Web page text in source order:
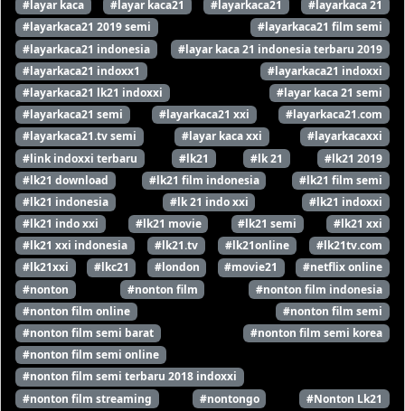
#layar kaca
#layar kaca21 #layarkaca21
#layarkaca 21
#layarkaca21 2019 semi
#layarkaca21 film semi
#layarkaca21 indonesia
#layar kaca 21 indonesia terbaru 2019
#layarkaca21 indoxx1
#layarkaca21 indoxxi
#layarkaca21 lk21 indoxxi
#layar kaca 21 semi
#layarkaca21 semi
#layarkaca21 xxi
#layarkaca21.com
#layarkaca21.tv semi
#layar kaca xxi
#layarkacaxxi
#link indoxxi terbaru
#lk21 #lk 21
#lk21 2019
#lk21 download
#lk21 film indonesia
#lk21 film semi
#lk21 indonesia
#lk 21 indo xxi
#lk21 indoxxi
#lk21 indo xxi
#lk21 movie #lk21 semi
#lk21 xxi
#lk21 xxi indonesia
#lk21.tv #lk21online
#lk21tv.com
#lk21xxi
#lkc21 #london #movie21
#netflix online
#nonton
#nonton film
#nonton film indonesia
#nonton film online
#nonton film semi
#nonton film semi barat
#nonton film semi korea
#nonton film semi online
#nonton film semi terbaru 2018 indoxxi
#nonton film streaming
#nontongo
#Nonton Lk21